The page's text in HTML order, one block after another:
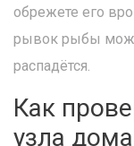
обрежете его
рывок рыбы
распадётся.
Как
узла